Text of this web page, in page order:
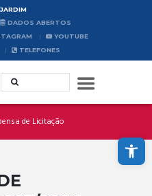
Abrir a barra de ferramentas
DADOS ABERTOS
YOUTUBE
TELEFONES
de Licitação